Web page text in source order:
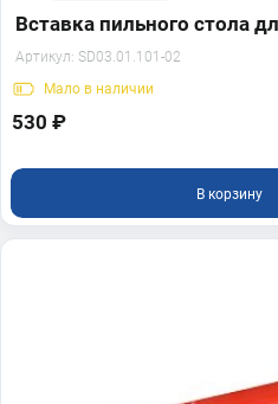
Вставка пильного стола
Артикул: SD03.01.101-02
Мало в наличии
530 ₽
В корзину